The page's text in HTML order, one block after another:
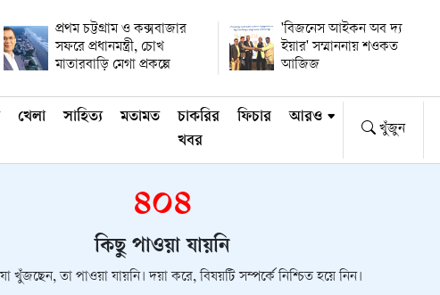
প্রথম চট্টগ্রাম ও কক্সবাজার
সফরে প্রধানমন্ত্রী, চোখ
মাতারবাড়ি মেগা প্রকল্পে
'বিজনেস আইকন অব দ্য
ইয়ার' সম্মাননায় শওকত
আজিজ
খেলা সাহিত্য মতামত
চাকরির
খবর
ফিচার আরও
খুঁজুন
৪০৪
কিছু পাওয়া যায়নি
খুঁজছেন, তা পাওয়া যায়নি। দয়া করে, বিষয়টি সম্পর্কে নিশ্চিত হয়ে নিন।